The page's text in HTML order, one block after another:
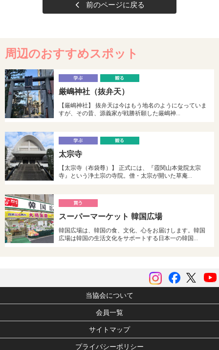
前のページに戻る
周辺のおすすめスポット
ぶ
る
厳嶋神社（抜弁天）
【厳嶋神社】 抜弁天は今はもう地名のようになっていま
すが、その昔、源義家が戦勝祈願した厳嶋神…
ぶ
太宗寺
【太宗寺（布袋尊）】 正式には、『霞関山本覚院太宗
寺』という浄土宗の寺院。僧・太宗が開いた草庵…
う
スーパーマーケット 韓国広場
韓国広場は、韓国の食、文化、心をお届けします。韓国
広場は韓国の生活文化をサポートする日本一の韓国…
ツイ
Facebook
instagram
当協会について
会員一覧
サイトマップ
プライバシーポリシー